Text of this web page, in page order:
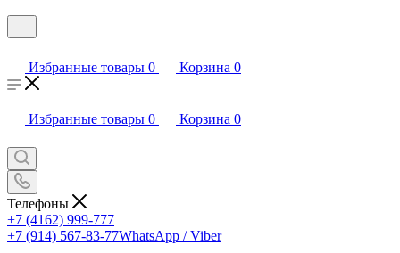
Избранные товары 0 Корзина 0
Избранные товары 0 Корзина 0
Телефоны
+7 (4162) 999-777
+7 (914) 567-83-77WhatsApp / Viber